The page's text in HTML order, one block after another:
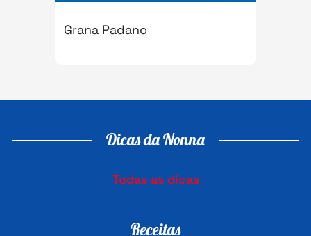
Grana Padano
Dicas da Nonna
Todas as dicas
Receitas